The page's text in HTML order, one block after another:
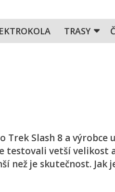
TRASY
Slash 8 a výrobce
testovali vetší velikost
než je skutečnost.